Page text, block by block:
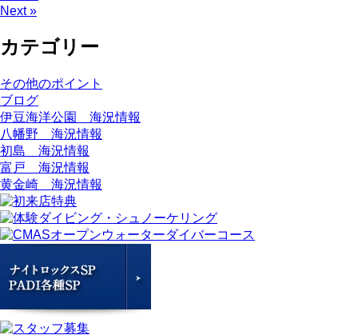
Next »
カテゴリー
その他のポイント
ブログ
伊豆海洋公園 海況情報
八幡野 海況情報
初島 海況情報
富戸 海況情報
黄金崎 海況情報